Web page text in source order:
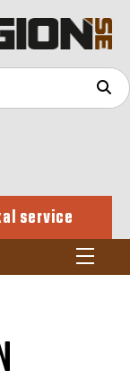
service